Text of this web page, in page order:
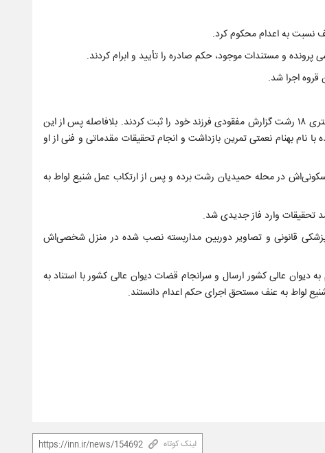
نسبت به اعدام محکوم کرد.
و مستندات موجود، حکم صادره را تأیید و ابرام کردند.
اجرا شد.
هفدهم مرداد ۱۴۰۴ پدر و مادر کودک ۱۰ ساله رشتی به نام ایلیا زادحسین با مراجعه به کلانتری ۱۸ رشت گزارش مفقودی فرزند خود را ثبت کردند. بلافاصله پس از این
با نام بهنام نعمتی تمرین بازداشت و انجام تحقیقات مقدماتی و فنی از او
مسکونی‌اش در محله حمیدیان رشت برده و پس از ارتکاب عمل شنیع لواط به
پزشکی قانونی و تصاویر دوربین مداربسته نصب شده در منزل شخصی‌اش
عالی کشور ارسال و سرانجام قضات دیوان عالی کشور با استناد به
لواط به عنف مستحق اجرای حکم اعدام دانستند.
لینک کوتاه